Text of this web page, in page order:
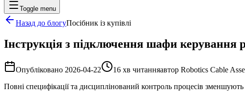
Toggle menu
Назад до блогуПосібник із купівлі
Інструкція з підключення шафи
Опубліковано 2026-04-22 16 хв читанняавтор Robotics Cable
Повні специфікації та дисциплінований контроль процесів